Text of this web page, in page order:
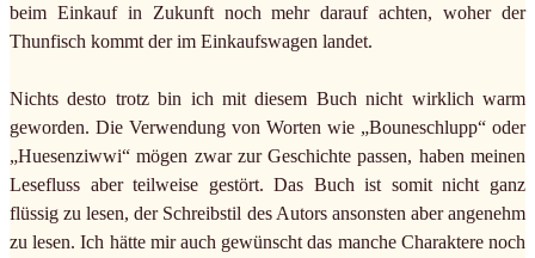
beim Einkauf in Zukunft noch mehr darauf achten, woher der
Thunfisch kommt der im Einkaufswagen landet.
Nichts desto trotz bin ich mit diesem Buch nicht wirklich warm
geworden. Die Verwendung von Worten wie „Bouneschlupp“ oder
„Huesenziwwi“ mögen zwar zur Geschichte passen, haben meinen
Lesefluss aber teilweise gestört. Das Buch ist somit nicht ganz
flüssig zu lesen, der Schreibstil des Autors ansonsten aber angenehm
zu lesen. Ich hätte mir auch gewünscht das manche Charaktere noch